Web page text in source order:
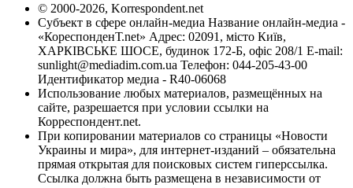
© 2000-2026, Korrespondent.net
Субъект в сфере онлайн-медиа Название онлайн-медиа -
«КореспонденТ.net» Адрес: 02091, місто Київ,
ХАРКІВСЬКЕ ШОСЕ, будинок 172-Б, офіс 208/1 E-mail:
sunlight@mediadim.com.ua Телефон: 044-205-43-00
Идентификатор медиа - R40-06068
Использование любых материалов, размещённых на
сайте, разрешается при условии ссылки на
Корреспондент.net.
При копировании материалов со страницы «Новости
Украины и мира», для интернет-изданий – обязательна
прямая открытая для поисковых систем гиперссылка.
Ссылка должна быть размещена в независимости от